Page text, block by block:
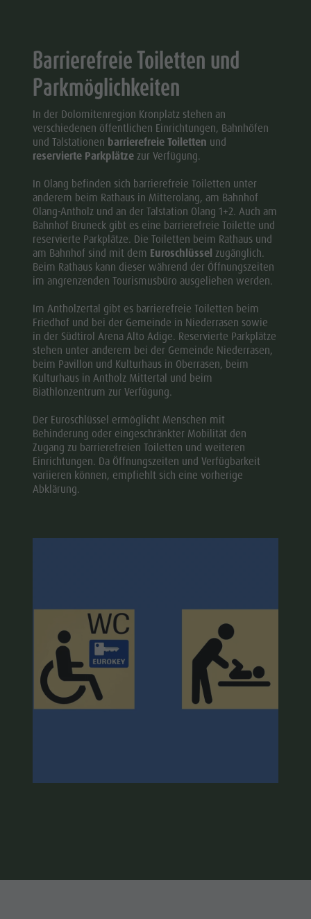
Barrierefreie Toiletten und
Parkmöglichkeiten
In der Dolomitenregion Kronplatz stehen an
verschiedenen öffentlichen Einrichtungen, Bahnhöfen
und Talstationen barrierefreie Toiletten und
reservierte Parkplätze zur Verfügung.
In Olang befinden sich barrierefreie Toiletten unter
anderem beim Rathaus in Mitterolang, am Bahnhof
Olang-Antholz und an der Talstation Olang 1+2. Auch am
Bahnhof Bruneck gibt es eine barrierefreie Toilette und
reservierte Parkplätze. Die Toiletten beim Rathaus und
am Bahnhof sind mit dem Euroschlüssel zugänglich.
Beim Rathaus kann dieser während der Öffnungszeiten
im angrenzenden Tourismusbüro ausgeliehen werden.
Im Antholzertal gibt es barrierefreie Toiletten beim
Friedhof und bei der Gemeinde in Niederrasen sowie
in der Südtirol Arena Alto Adige. Reservierte Parkplätze
stehen unter anderem bei der Gemeinde Niederrasen,
beim Pavillon und Kulturhaus in Oberrasen, beim
Kulturhaus in Antholz Mittertal und beim
Biathlonzentrum zur Verfügung.
Der Euroschlüssel ermöglicht Menschen mit
Behinderung oder eingeschränkter Mobilität den
Zugang zu barrierefreien Toiletten und weiteren
Einrichtungen. Da Öffnungszeiten und Verfügbarkeit
variieren können, empfiehlt sich eine vorherige
Abklärung.